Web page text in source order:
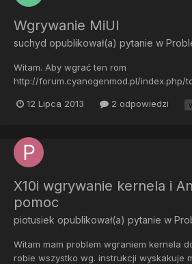
Wgrywanie MiUI
suchyd opublikował(a) pytanie w
Witam. Aby wgrać ten rom
http://forum.cyanogenmod.pl/index.php/
kernela przez flashtoola i potem do
pomocy.
12 Lipca 2013 2 odpowiedzi
X10i wgrywanie kernela i
pomoc
piotusiek opublikował(a) pytanie w
Witam mam problem wgraniem kernela
robie wszystko wg. instrukcji wyskakuje